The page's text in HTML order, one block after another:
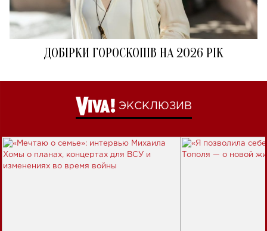
ДОБІРКИ ГОРОСКОПІВ НА 2026 РІК
ЭКСКЛЮЗИВ